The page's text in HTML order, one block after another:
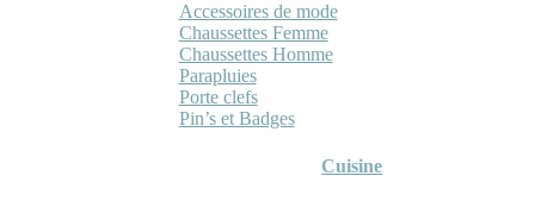
Accessoires de mode
Chaussettes Femme
Chaussettes Homme
Parapluies
Porte clefs
Pin’s et Badges
Cuisine